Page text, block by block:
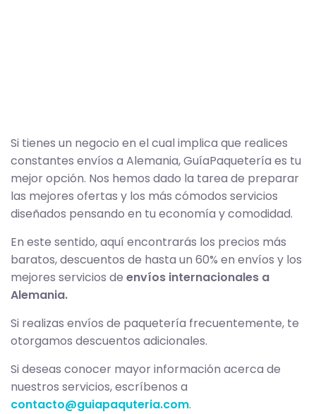
Si tienes un negocio en el cual implica que realices
constantes envíos a Alemania, GuíaPaquetería es tu
mejor opción. Nos hemos dado la tarea de preparar
las mejores ofertas y los más cómodos servicios
diseñados pensando en tu economía y comodidad.
En este sentido, aquí encontrarás los precios más
baratos, descuentos de hasta un 60% en envíos y los
mejores servicios de envíos internacionales a
Alemania.
Si realizas envíos de paquetería frecuentemente, te
otorgamos descuentos adicionales.
Si deseas conocer mayor información acerca de
nuestros servicios, escríbenos a
contacto@guiapaquteria.com.